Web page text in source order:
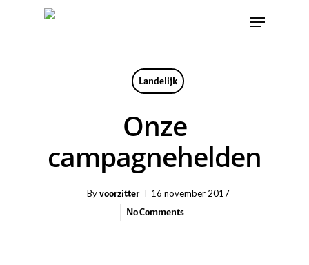
Landelijk
Onze
campagnehelden
Byvoorzitter 16 november 2017
No Comments